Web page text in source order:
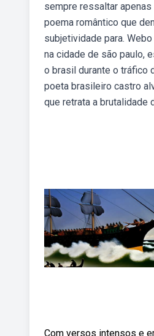
sempre ressaltar
poema romântico que
subjetividade para.
na cidade de são paulo,
o brasil durante o tráfico
poeta brasileiro castro
que retrata a brutalidade
Com versos intensos e